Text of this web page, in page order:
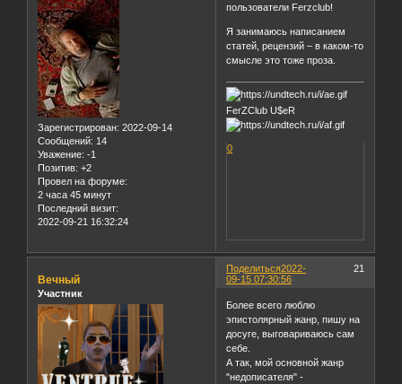
Зарегистрирован: 2022-09-14
Сообщений: 14
Уважение: -1
Позитив: +2
Провел на форуме:
2 часа 45 минут
Последний визит:
2022-09-21 16:32:24
пользователи Ferzclub!
Я занимаюсь написанием
статей, рецензий – в каком-то
смысле это тоже проза.
FerZClub U$eR
0
Поделиться 21
2022-
09-15 07:30:56
Вечный
Участник
Более всего люблю
эпистолярный жанр, пишу на
досуге, выговариваюсь сам
себе.
А так, мой основной жанр
"недописателя" -